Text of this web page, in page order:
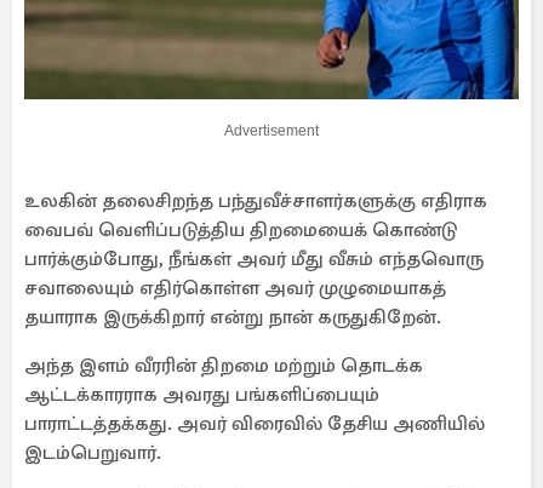
Advertisement
உலகின் தலைசிறந்த பந்துவீச்சாளர்களுக்கு எதிராக
வைபவ் வெளிப்படுத்திய திறமையைக் கொண்டு
பார்க்கும்போது, ​​நீங்கள் அவர் மீது வீசும் எந்தவொரு
சவாலையும் எதிர்கொள்ள அவர் முழுமையாகத்
தயாராக இருக்கிறார் என்று நான் கருதுகிறேன்.
அந்த இளம் வீரரின் திறமை மற்றும் தொடக்க
ஆட்டக்காரராக அவரது பங்களிப்பையும்
பாராட்டத்தக்கது. அவர் விரைவில் தேசிய அணியில்
இடம்பெறுவார்.